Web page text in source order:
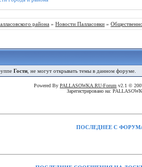
района » Новости Палласовки »
Гости , не могут открывать темы в данном форуме.
Powered By PALLASOWKA.RU-Forum v2.1 ©
Зарегистрировано на:
ПОСЛЕДНЕЕ С